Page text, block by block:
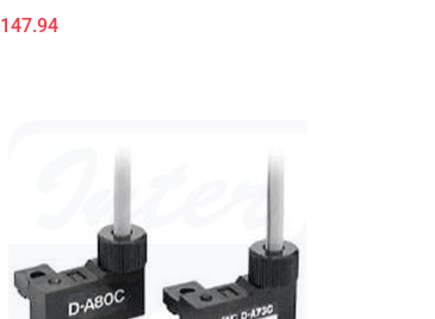
147.94